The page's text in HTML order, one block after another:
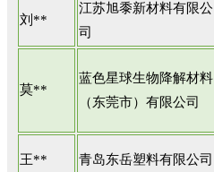
刘**
江苏旭黍新材料有限公
司
莫**
蓝色星球生物降解材料
（东莞市）有限公司
王** 青岛东岳塑料有限公司